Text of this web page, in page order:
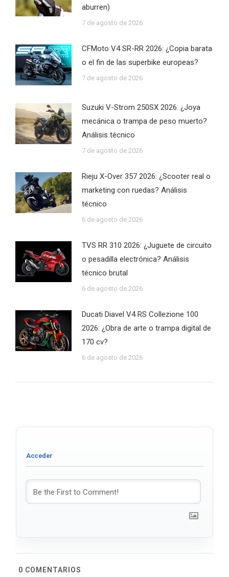
aburren)
7 de agosto de 2026
CFMoto V4 SR-RR 2026: ¿Copia barata
o el fin de las superbike europeas?
7 de agosto de 2026
Suzuki V-Strom 250SX 2026: ¿Joya
mecánica o trampa de peso muerto?
Análisis técnico
7 de agosto de 2026
Rieju X-Over 357 2026: ¿Scooter real o
marketing con ruedas? Análisis
técnico
6 de agosto de 2026
TVS RR 310 2026: ¿Juguete de circuito
o pesadilla electrónica? Análisis
técnico brutal
6 de agosto de 2026
Ducati Diavel V4 RS Collezione 100
2026: ¿Obra de arte o trampa digital de
170 cv?
6 de agosto de 2026
0 COMENTARIOS